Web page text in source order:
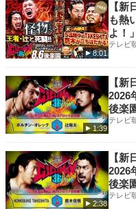
★NJPW WORLD 公式SNS
X -https://twitter.com/njpwworld
Facebook -https://
Instagram -https://
8:01
【
も熱
よ！
無差
テレビ
1:39
【新
2026
後楽
テレビ
2:38
【新
2026
後楽
テレビ